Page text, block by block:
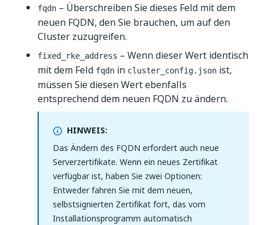
fqdn – Überschreiben Sie dieses Feld mit dem
neuen FQDN, den Sie brauchen, um auf den
Cluster zuzugreifen.
fixed_rke_address – Wenn dieser Wert identisch
mit dem Feld fqdn in cluster_config.json ist,
müssen Sie diesen Wert ebenfalls
entsprechend dem neuen FQDN zu ändern.
HINWEIS:
Das Ändern des FQDN erfordert auch neue
Serverzertifikate. Wenn ein neues Zertifikat
verfügbar ist, haben Sie zwei Optionen:
Entweder fahren Sie mit dem neuen,
selbstsignierten Zertifikat fort, das vom
Installationsprogramm automatisch